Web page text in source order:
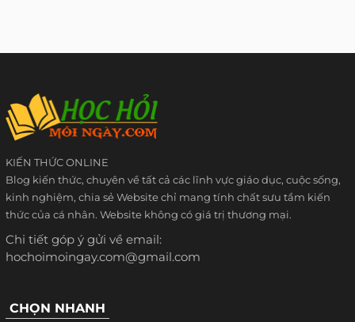
KIẾN THỨC ONLINE
Blog kiến thức, chuyên về tất cả các lĩnh vực giáo dục, cuộc sống,
kinh nghiệm, chia sẻ Website chỉ mang tính chất sưu tầm kiến
thức của cá nhân. Website không có giá trị thương mại.
Chi tiết góp ý gửi về email:
hochoimoingay.com@gmail.com
CHỌN NHANH